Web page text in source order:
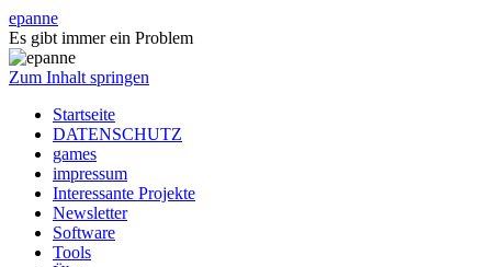
epanne
Es gibt immer ein Problem
Zum Inhalt springen
Startseite
DATENSCHUTZ
games
impressum
Interessante Projekte
Newsletter
Software
Tools